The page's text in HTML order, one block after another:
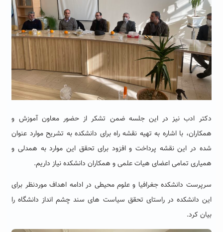
دکتر ادب نیز در این جلسه ضمن تشکر از حضور معاون آموزش و
همکاران، با اشاره به تهیه نقشه راه برای دانشکده به تشریح موارد عنوان
شده در این نقشه پرداخت و افزود برای تحقق این موارد به همدلی و
همیاری تمامی اعضای هیات علمی و همکاران دانشکده نیاز داریم.
سرپرست دانشکده جغرافیا و علوم محیطی در ادامه اهداف موردنظر برای
این دانشکده در راستای تحقق سیاست های سند چشم انداز دانشگاه را
بیان کرد.